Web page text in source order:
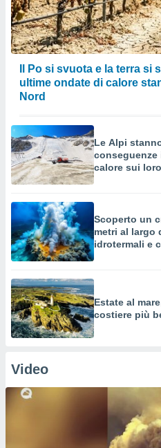
Il Po si svuota e la terra si
ultime ondate di calore
Nord
Le Alpi
calore sui
Scoperto un
metri al largo
idrotermali e
Estate al
costiere più
Video